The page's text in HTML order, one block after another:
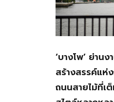
‘บางโพ’ ย่าน
สร้างสรรค์แห่
ถนนสายไม้ที่เ